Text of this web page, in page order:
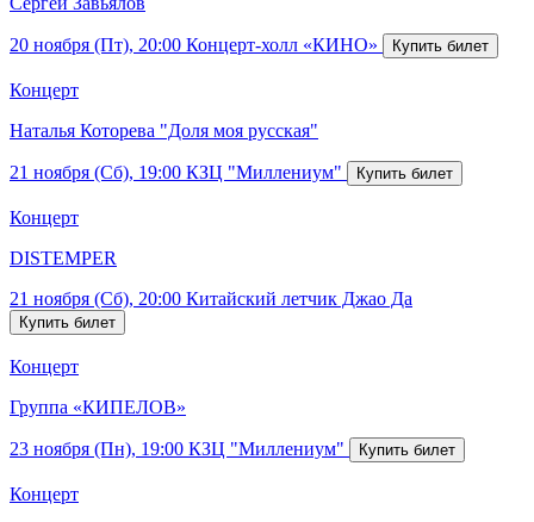
20 ноября (Пт), 20:00 Концерт-холл «КИНО»
Концерт
Наталья Которева "Доля моя русская"
21 ноября (Сб), 19:00 КЗЦ "Миллениум"
Концерт
DISTEMPER
21 ноября (Сб), 20:00 Китайский летчик Джао Да
Концерт
Группа «КИПЕЛОВ»
23 ноября (Пн), 19:00 КЗЦ "Миллениум"
Концерт